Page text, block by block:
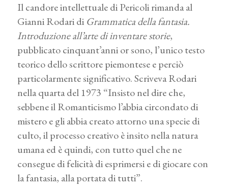
Il candore intellettuale di Pericoli rimanda al
Gianni Rodari di Grammatica della fantasia.
Introduzione all’arte di inventare storie,
pubblicato cinquant’anni or sono, l’unico testo
teorico dello scrittore piemontese e perciò
particolarmente significativo. Scriveva Rodari
nella quarta del 1973 “Insisto nel dire che,
sebbene il Romanticismo l’abbia circondato di
mistero e gli abbia creato attorno una specie di
culto, il processo creativo è insito nella natura
umana ed è quindi, con tutto quel che ne
consegue di felicità di esprimersi e di giocare con
la fantasia, alla portata di tutti”.